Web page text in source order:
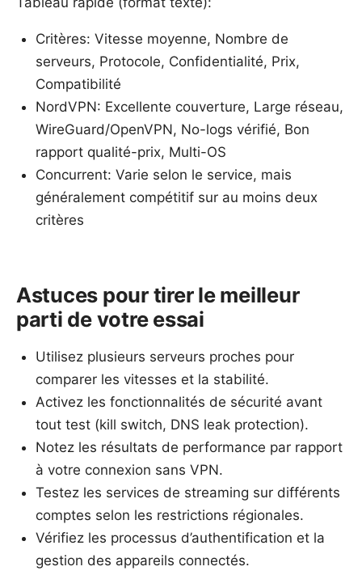
Critères: Vitesse moyenne, Nombre de
serveurs, Protocole, Confidentialité, Prix,
Compatibilité
NordVPN: Excellente couverture, Large réseau,
WireGuard/OpenVPN, No-logs vérifié, Bon
rapport qualité-prix, Multi-OS
Concurrent: Varie selon le service, mais
généralement compétitif sur au moins deux
critères
Astuces pour tirer le meilleur
parti de votre essai
Utilisez plusieurs serveurs proches pour
comparer les vitesses et la stabilité.
Activez les fonctionnalités de sécurité avant
tout test (kill switch, DNS leak protection).
Notez les résultats de performance par rapport
à votre connexion sans VPN.
Testez les services de streaming sur différents
comptes selon les restrictions régionales.
Vérifiez les processus d’authentification et la
gestion des appareils connectés.